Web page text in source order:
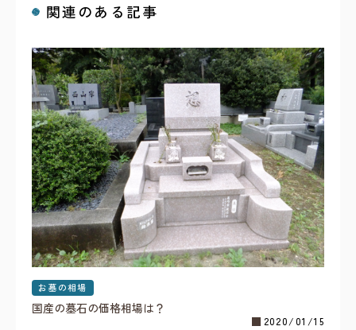
関連のある記事
お墓の相場
2020/01/15
国産の墓石の価格相場は？